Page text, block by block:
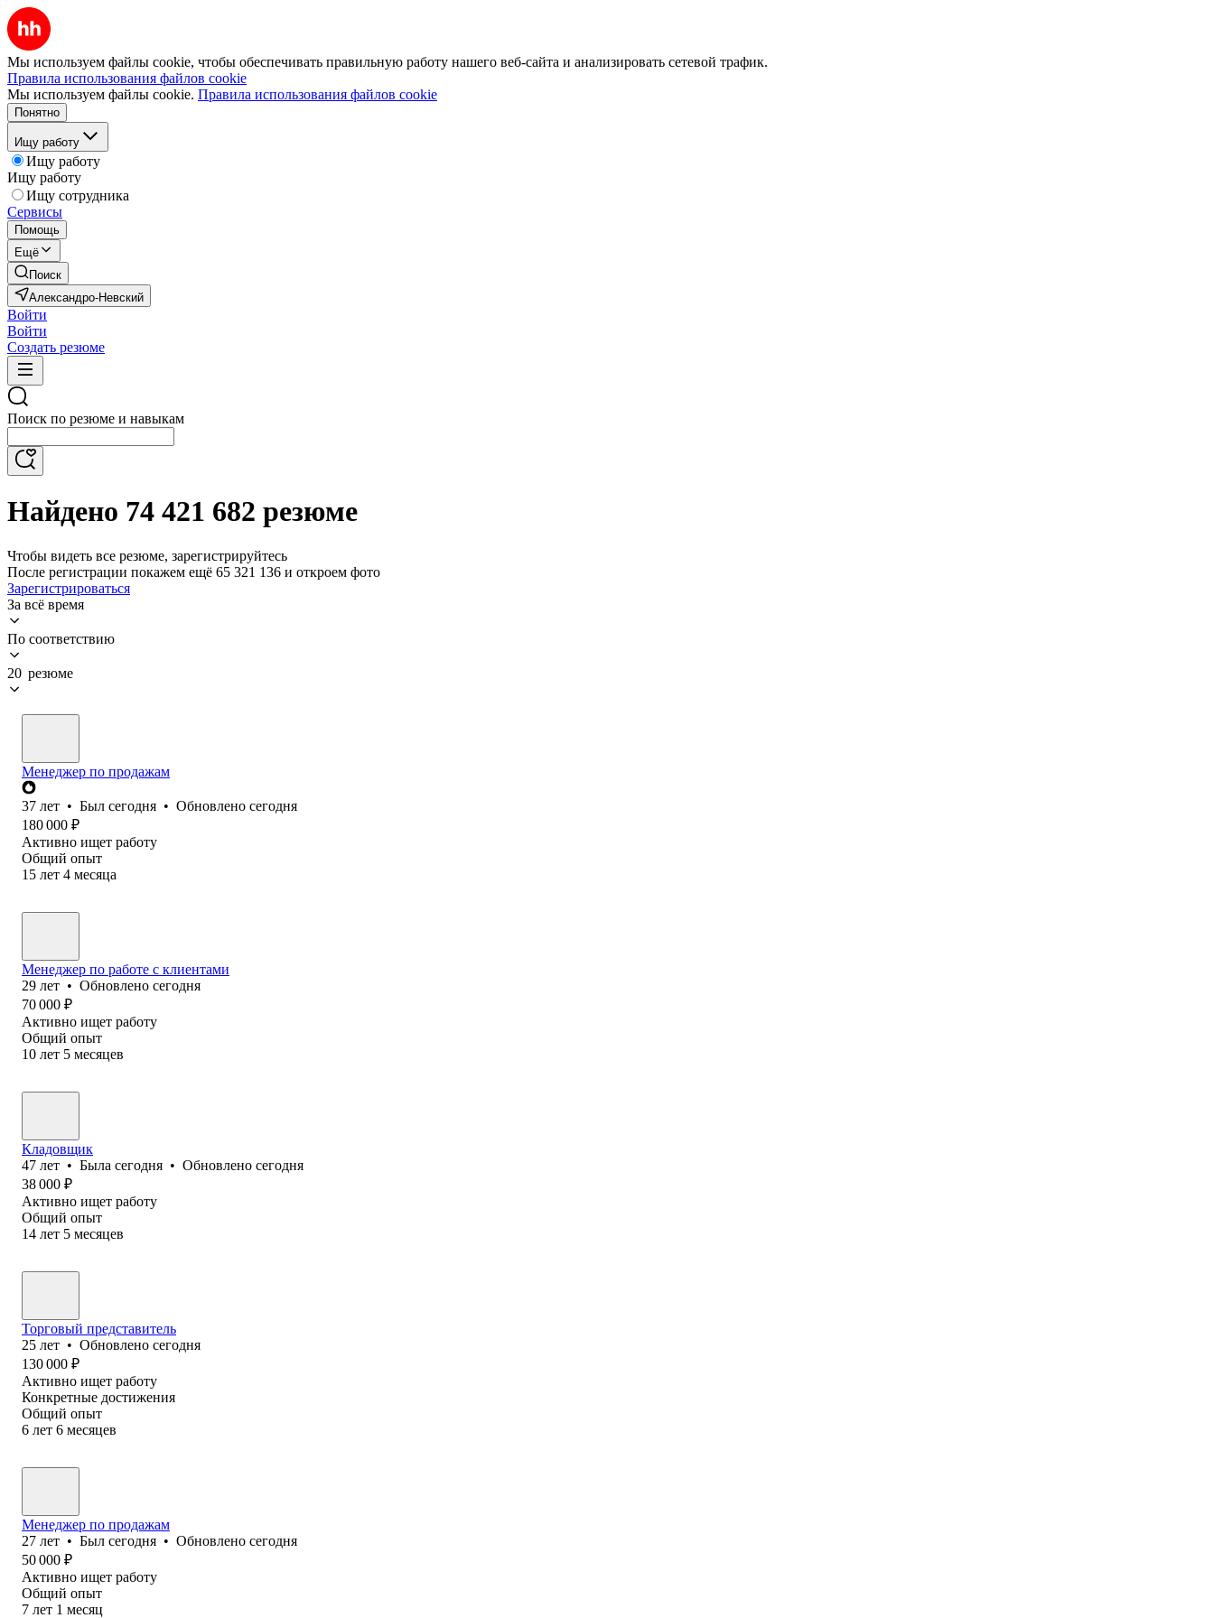
Мы используем файлы cookie, чтобы обеспечивать правильную работу нашего веб-сайта и анализировать сетевой трафик.
Правила использования файлов cookie
Мы используем файлы cookie. Правила использования файлов cookie
Понятно
Ищу работу
Ищу работу
Ищу работу
Ищу сотрудника
Сервисы
Помощь
Ещё
Поиск
Александро-Невский
Войти
Войти
Создать резюме
Поиск по резюме и навыкам
Найдено 74 421 682 резюме
Чтобы видеть все резюме, зарегистрируйтесь
После регистрации покажем ещё 65 321 136 и откроем фото
Зарегистрироваться
За всё время
По соответствию
20 резюме
Менеджер по продажам
37 лет • Был сегодня • Обновлено сегодня
180 000 ₽
Активно ищет работу
Общий опыт
15 лет 4 месяца
Менеджер по работе с клиентами
29 лет • Обновлено сегодня
70 000 ₽
Активно ищет работу
Общий опыт
10 лет 5 месяцев
Кладовщик
47 лет • Была сегодня • Обновлено сегодня
38 000 ₽
Активно ищет работу
Общий опыт
14 лет 5 месяцев
Торговый представитель
25 лет • Обновлено сегодня
130 000 ₽
Активно ищет работу
Конкретные достижения
Общий опыт
6 лет 6 месяцев
Менеджер по продажам
27 лет • Был сегодня • Обновлено сегодня
50 000 ₽
Активно ищет работу
Общий опыт
7 лет 1 месяц